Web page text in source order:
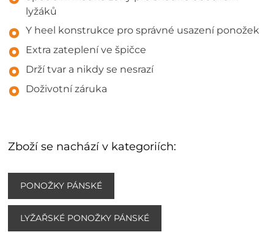
lyžáků
Y heel konstrukce pro správné usazení ponožek
Extra zateplení ve špičce
Drží tvar a nikdy se nesrazí
Doživotní záruka
Zboží se nachází v kategoriích:
PONOŽKY PÁNSKÉ
LYŽAŘSKÉ PONOŽKY PÁNSKÉ